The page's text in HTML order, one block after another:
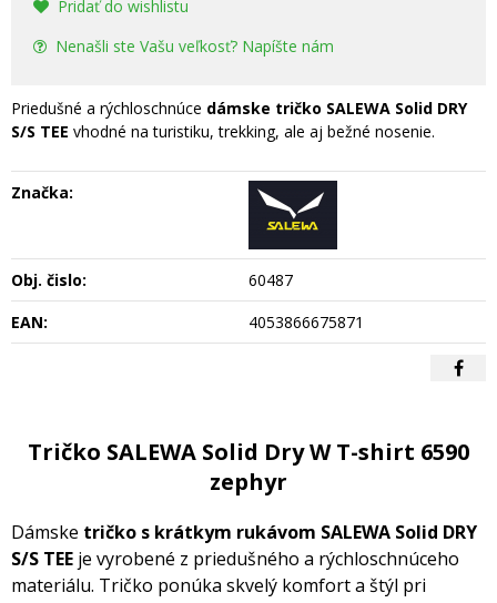
Pridať do wishlistu
Nenašli ste Vašu veľkosť? Napíšte nám
Priedušné a rýchloschnúce dámske tričko SALEWA Solid DRY
S/S TEE vhodné na turistiku, trekking, ale aj bežné nosenie.
Značka:
Obj. čislo:
60487
EAN:
4053866675871
Tričko SALEWA Solid Dry W T-shirt 6590
zephyr
Dámske tričko s krátkym rukávom SALEWA Solid DRY
S/S TEE je vyrobené z priedušného a rýchloschnúceho
materiálu. Tričko ponúka skvelý komfort a štýl pri